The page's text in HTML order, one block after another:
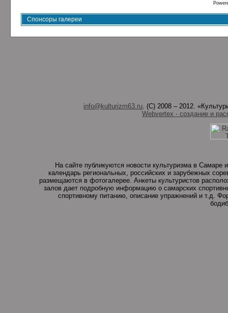
Спонсоры галереи
info@kulturizm63.ru. (C) 2008 – 2012.
Webvertex - создание и
На сайте публикуются новости культуризма в
календарь региональных, российских и зарубежных
размещаются в фотогалерее. Анкеты культуристов
залов дает подробную информацию о самарских
спортивному питанию, описание упражнений и т.д.